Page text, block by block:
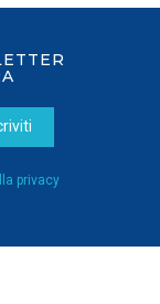
privacy